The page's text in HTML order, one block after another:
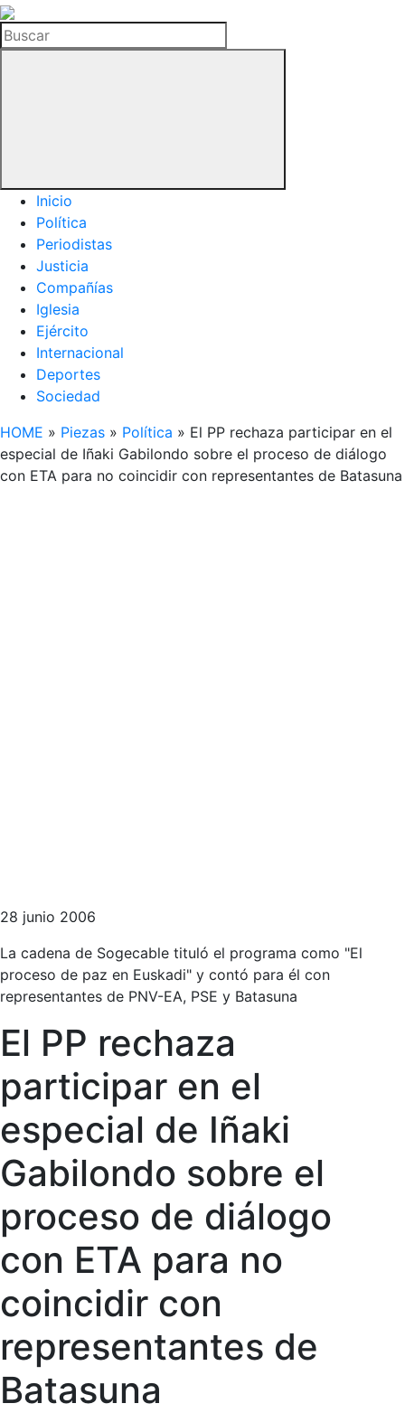
La
Hemeroteca
del
Buscar
Inicio
Política
Periodistas
Justicia
Compañías
Iglesia
Ejército
Internacional
Deportes
Sociedad
HOME » Piezas » Política » El PP rechaza participar en el
especial de Iñaki Gabilondo sobre el proceso de diálogo
con ETA para no coincidir con representantes de Batasuna
28 junio 2006
La cadena de Sogecable tituló el programa como "El
proceso de paz en Euskadi" y contó para él con
representantes de PNV-EA, PSE y Batasuna
El PP rechaza
participar en el
especial de Iñaki
Gabilondo sobre el
proceso de diálogo
con ETA para no
coincidir con
representantes de
Batasuna